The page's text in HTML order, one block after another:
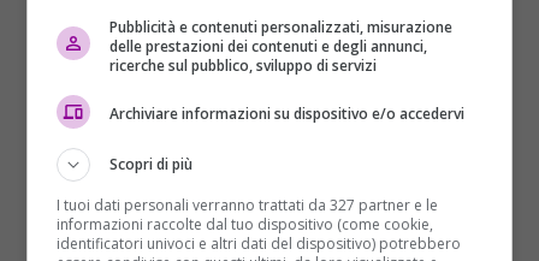
Cambiamenti nelle abitudini
di consumo
Un altro aspetto da considerare è il cambiamento
nelleabitudini di consumo
pandemia ha portato a un aumento significativo
dell’uso delle piattaforme distreaming, modificando
il modo in cui i film vengono distribuiti e visualizzati.
Pubblicità e contenuti personalizzati, misurazione
delle prestazioni dei contenuti e degli annunci,
ricerche sul pubblico, sviluppo di servizi
Archiviare informazioni su dispositivo e/o accedervi
Scopri di più
I tuoi dati personali verranno trattati da 327 partner e le
informazioni raccolte dal tuo dispositivo (come cookie,
identificatori univoci e altri dati del dispositivo) potrebbero